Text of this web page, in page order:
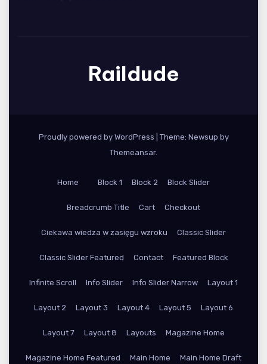
Raildude
Proudly powered by WordPress
Theme: Newsup by
Themeansar.
Home Block 1 Block 2 Block Slider
Breadcrumb Title Cart Checkout
Ciekawa wiedza w zasięgu wzroku Classic Slider
Classic Slider Featured Contact Featured Block
Infinite Scroll Info Slider Info Slider Narrow Layout 1
Layout 2 Layout 3 Layout 4 Layout 5 Layout 6
Layout 7 Layout 8 Layouts Magazine Home
Magazine Home Featured Main Home Main Home Draft